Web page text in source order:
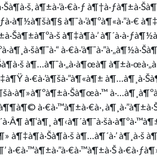
à¶±à·’à·€à·ƒ
à¶¯à·’à¶ºà¶«à·”à·€
à¶‡à¶­à·’
à¶…à¶¯à·„à·à¶œà¶­
à·€à·’à¶šà·”à¶«à¶±
à·€à·™à¶±à·€à·,
à¶‘à¶¸
à¶‡à¶­à·Šà¶­à·š à¶…à¶´à·’ à¶¸à·š
à·€à·™à¶±à·”à·€à·™à¶±à·Š